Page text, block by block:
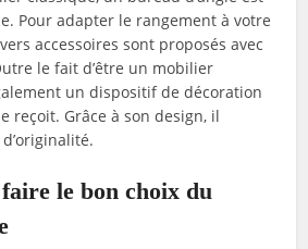
Pour adapter le rangement à votre
accessoires sont proposés avec
le fait d’être un mobilier
un dispositif de décoration
reçoit. Grâce à son design, il
le bon choix du